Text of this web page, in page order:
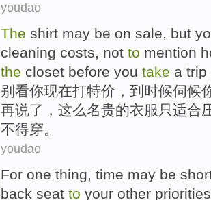
youdao
The shirt may be on sale, but
cleaning costs, not to mention
the closet before you take a trip
别看你现在打特价 ，到时候伺候
再说了，这么名贵的衣服只适合
不得穿。
youdao
For one thing, time may be
back seat to your other priorities